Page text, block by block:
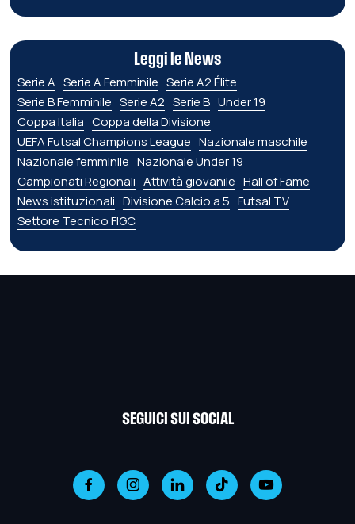
Leggi le News
Serie A Serie A Femminile Serie A2 Élite
Serie B Femminile Serie A2 Serie B Under 19
Coppa Italia Coppa della Divisione
UEFA Futsal Champions League Nazionale maschile
Nazionale femminile Nazionale Under 19
Campionati Regionali Attività giovanile Hall of Fame
News istituzionali Divisione Calcio a 5 Futsal TV
Settore Tecnico FIGC
SEGUICI SUI SOCIAL